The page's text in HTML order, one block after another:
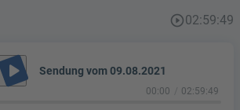
play_circle_outline02:59:49
play_arrow Sendung vom 09.08.2021
00:00 02:59:49